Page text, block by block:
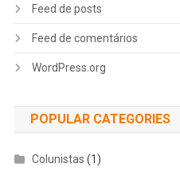
Feed de posts
Feed de comentários
WordPress.org
POPULAR CATEGORIES
Colunistas (1)